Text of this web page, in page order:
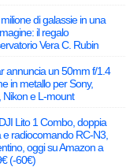
di galassie in una
il regalo
Vera C. Rubin
annuncia un 50mm f/1.4
in metallo per Sony,
Nikon e L-mount
Lito 1 Combo, doppia
e radiocomando RC-N3,
oggi su Amazon a
(-60€)